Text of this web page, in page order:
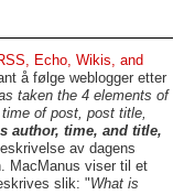
Echo, Wikis, and
å følge weblogger etter
taken the 4 elements of
of post, post title,
author, time, and title,
av dagens
MacManus viser til et
slik: "What is